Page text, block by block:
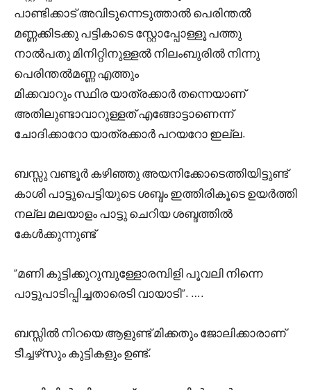
പാണ്ടിക്കാട് അവിടുന്നെടുത്താൽ പെരിന്തൽ
മണ്ണക്കിടക്കു പട്ടികാടെ സ്റ്റോപ്പോള്ളൂ പത്തു
നാൽപതു മിനിറ്റിനുള്ളൽ നിലംബുരിൽ നിന്നു
പെരിന്തൽമണ്ണ എത്തും
മിക്കവാറും സ്ഥിര യാത്രക്കാർ തന്നെയാണ്
അതിലുണ്ടാവാറുള്ളത് എങ്ങോട്ടാണെന്ന്
ചോദിക്കാറോ യാത്രക്കാർ പറയറോ ഇല്ല.
ബസ്സു വണ്ടൂർ കഴിഞ്ഞു അയനിക്കോടെത്തിയിട്ടുണ്ട്
കാശി പാട്ടുപെട്ടിയുടെ ശബ്ദം ഇത്തിരികൂടെ ഉയർത്തി
നല്ല മലയാളം പാട്ടു ചെറിയ ശബ്ദത്തിൽ
കേൾക്കുന്നുണ്ട്
“മണി കുട്ടിക്കുറുമ്പുള്ളോരമ്പിളി പൂവലി നിന്നെ
പാട്ടുപാടിപ്പിച്ചതാരെടി വായാടി”. ….
ബസ്സിൽ നിറയെ ആളുണ്ട് മിക്കതും ജോലിക്കാരാണ്
ടീച്ചഴ്‌സും കുട്ടികളും ഉണ്ട്.